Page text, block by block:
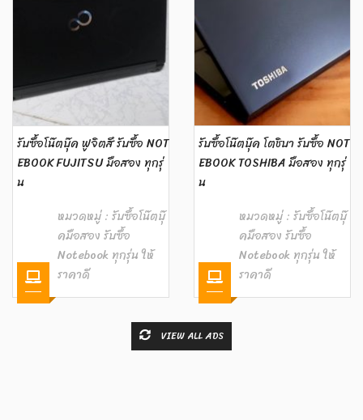
รับซื้อโน๊ตบุ๊ค ฟูจิตสึ รับซื้อ NOT
EBOOK FUJITSU มือสอง ทุกรุ่
น
หมวดหมู่ : รับซื้อโน๊ตบุ๊
คมือสอง รับซื้อ
Notebook ทุกรุ่น ให้
ราคาดี
รับซื้อโน๊ตบุ๊ค โตชิบา รับซื้อ NOT
EBOOK TOSHIBA มือสอง ทุกรุ่
น
หมวดหมู่ : รับซื้อโน๊ตบุ๊
คมือสอง รับซื้อ
Notebook ทุกรุ่น ให้
ราคาดี
VIEW ALL ADS